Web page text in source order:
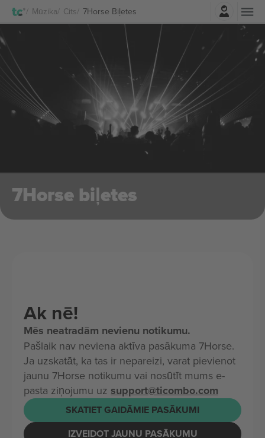
Mūzika Cits 7Horse Biļetes
7Horse biļetes
Ak nē!
Mēs neatradām nevienu notikumu.
Pašlaik nav neviena aktīva pasākuma 7Horse.
Ja uzskatāt, ka tas ir nepareizi, varat pievienot
jaunu 7Horse notikumu vai nosūtīt mums e-
pasta ziņojumu uz support@ticombo.com
SKATIET GAIDĀMIE PASĀKUMI
IZVEIDOT JAUNU PASĀKUMU